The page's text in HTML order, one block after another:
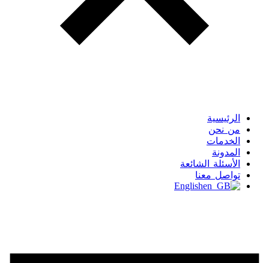
الرئيسية
من نحن
الخدمات
المدونة
الأسئلة الشائعة
تواصل معنا
English